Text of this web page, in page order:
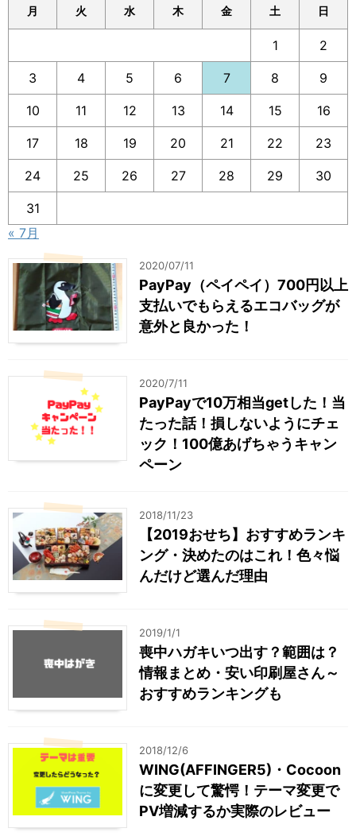
月 火 水 木 金 土 日
1 2
3 4 5 6 7 8 9
10 11 12 13 14 15 16
17 18 19 20 21 22 23
24 25 26 27 28 29 30
31
« 7月
2020/07/11
PayPay（ペイペイ）700円以上
支払いでもらえるエコバッグが
意外と良かった！
2020/7/11
PayPayで10万相当getした！当
たった話！損しないようにチェ
ック！100億あげちゃうキャン
ペーン
2018/11/23
【2019おせち】おすすめランキ
ング・決めたのはこれ！色々悩
んだけど選んだ理由
2019/1/1
喪中ハガキいつ出す？範囲は？
情報まとめ・安い印刷屋さん～
おすすめランキングも
2018/12/6
WING(AFFINGER5)・Cocoon
に変更して驚愕！テーマ変更で
PV増減するか実際のレビュー